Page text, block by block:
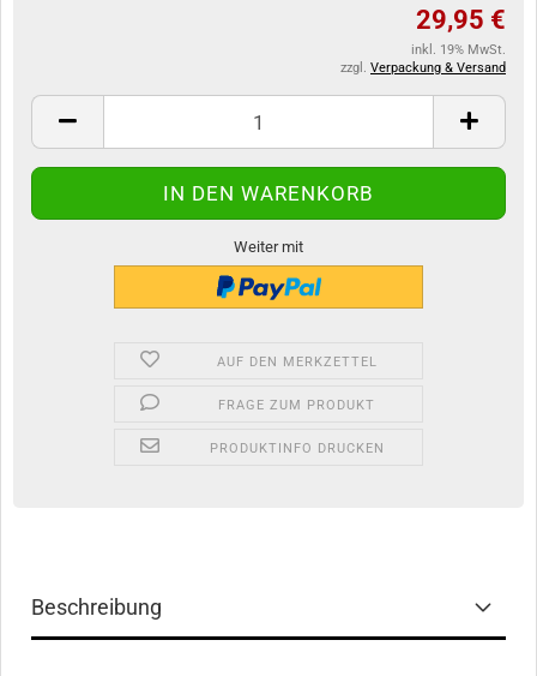
29,95 €
inkl. 19% MwSt.
zzgl. Verpackung & Versand
Weiter mit
AUF DEN MERKZETTEL
FRAGE ZUM PRODUKT
PRODUKTINFO DRUCKEN
Beschreibung